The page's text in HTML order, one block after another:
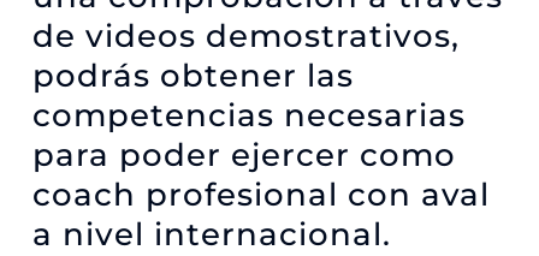
de videos demostrativos,
podrás obtener las
competencias necesarias
para poder ejercer como
coach profesional con aval
a nivel internacional.